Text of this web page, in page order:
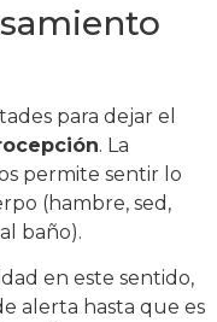
para dejar el
. La
permite sentir lo
(hambre, sed,
baño).
en este sentido,
alerta hasta que es